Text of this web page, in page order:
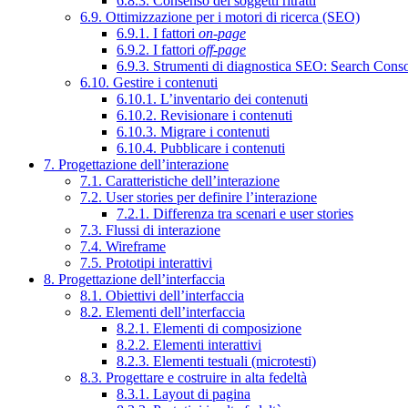
6.9. Ottimizzazione per i motori di ricerca (SEO)
6.9.1. I fattori on-page
6.9.2. I fattori off-page
6.9.3. Strumenti di diagnostica SEO: Search
6.10. Gestire i contenuti
6.10.1. L’inventario dei contenuti
6.10.2. Revisionare i contenuti
6.10.3. Migrare i contenuti
6.10.4. Pubblicare i contenuti
7. Progettazione dell’interazione
7.1. Caratteristiche dell’interazione
7.2. User stories per definire l’interazione
7.2.1. Differenza tra scenari e user stories
7.3. Flussi di interazione
7.4. Wireframe
7.5. Prototipi interattivi
8. Progettazione dell’interfaccia
8.1. Obiettivi dell’interfaccia
8.2. Elementi dell’interfaccia
8.2.1. Elementi di composizione
8.2.2. Elementi interattivi
8.2.3. Elementi testuali (microtesti)
8.3. Progettare e costruire in alta fedeltà
8.3.1. Layout di pagina